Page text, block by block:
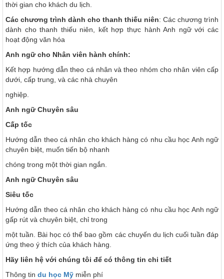
thời gian cho khách du lịch.
Các chương trình dành cho thanh thiếu niên: Các chương trình
dành cho thanh thiếu niên, kết hợp thực hành Anh ngữ với các
hoạt động văn hóa
Anh ngữ cho Nhân viên hành chính:
Kết hợp hướng dẫn theo cá nhân và theo nhóm cho nhân viên cấp
dưới, cấp trung, và các nhà chuyên
nghiệp.
Anh ngữ Chuyên sâu
Cấp tốc
Hướng dẫn theo cá nhân cho khách hàng có nhu cầu học Anh ngữ
chuyên biệt, muốn tiến bộ nhanh
chóng trong một thời gian ngắn.
Anh ngữ Chuyên sâu
Siêu tốc
Hướng dẫn theo cá nhân cho khách hàng có nhu cầu học Anh ngữ
gấp rút và chuyên biệt, chỉ trong
một tuần. Bài học có thể bao gồm các chuyến du lịch cuối tuần đáp
ứng theo ý thích của khách hàng.
Hãy liên hệ với chúng tôi để có thông tin chi tiết
Thông tin du học Mỹ miễn phí